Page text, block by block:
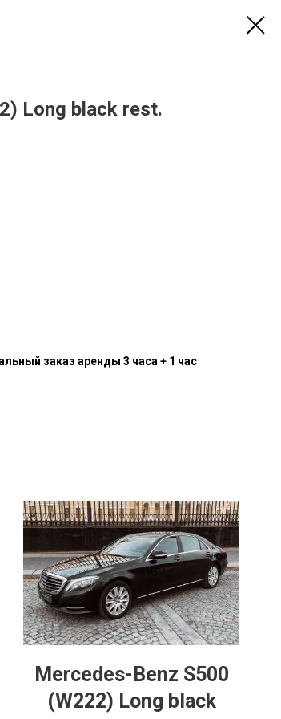
Long black rest.
заказ аренды 3 часа + 1 час
Mercedes-Benz S500
(W222) Long black